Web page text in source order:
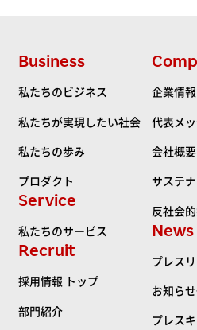
Business
私たちのビジネス
私たちが実現したい社会
私たちの歩み
プロダクト
Service
私たちのサービス
Recruit
採用情報 トップ
部門紹介
企業情
代表メ
会社概
サステ
反社会
News
プレス
お知ら
プレス